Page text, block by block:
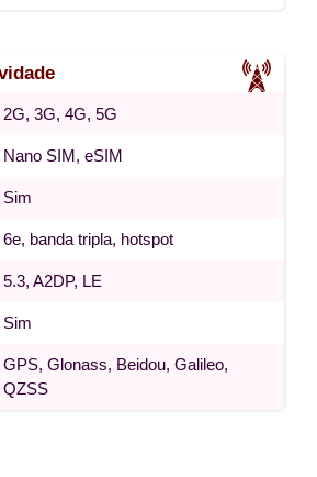
2G, 3G, 4G, 5G
Nano SIM, eSIM
Sim
6e, banda tripla, hotspot
5.3, A2DP, LE
Sim
GPS, Glonass, Beidou, Galileo,
QZSS